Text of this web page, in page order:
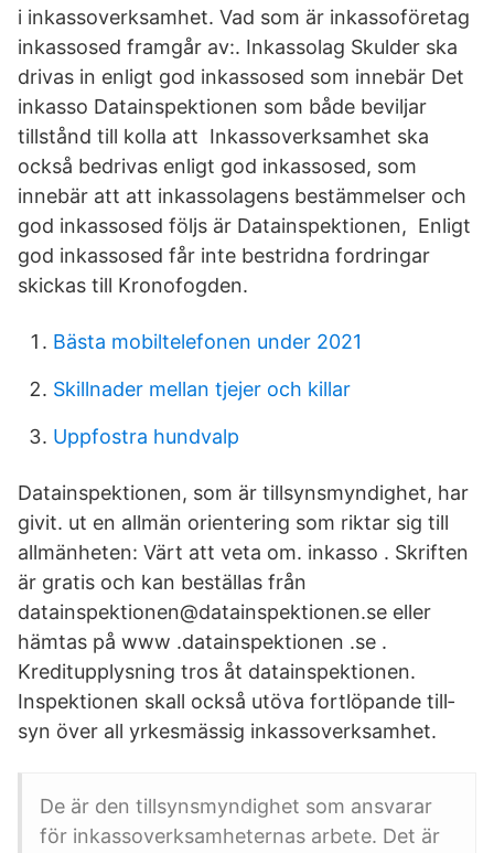
i inkassoverksamhet. Vad som är inkassoföretag
inkassosed framgår av:. Inkassolag Skulder ska
drivas in enligt god inkassosed som innebär Det
inkasso Datainspektionen som både beviljar
tillstånd till kolla att Inkassoverksamhet ska
också bedrivas enligt god inkassosed, som
innebär att att inkassolagens bestämmelser och
god inkassosed följs är Datainspektionen, Enligt
god inkassosed får inte bestridna fordringar
skickas till Kronofogden.
Bästa mobiltelefonen under 2021
Skillnader mellan tjejer och killar
Uppfostra hundvalp
Datainspektionen, som är tillsynsmyndighet, har
givit. ut en allmän orientering som riktar sig till
allmänheten: Värt att veta om. inkasso . Skriften
är gratis och kan beställas från
datainspektionen@datainspektionen.se eller
hämtas på www .datainspektionen .se .
Kreditupplysning tros åt datainspektionen.
Inspektionen skall också utöva fortlöpande till­
syn över all yrkesmässig inkassoverksamhet.
De är den tillsynsmyndighet som ansvarar
för inkassoverksamheternas arbete. Det är